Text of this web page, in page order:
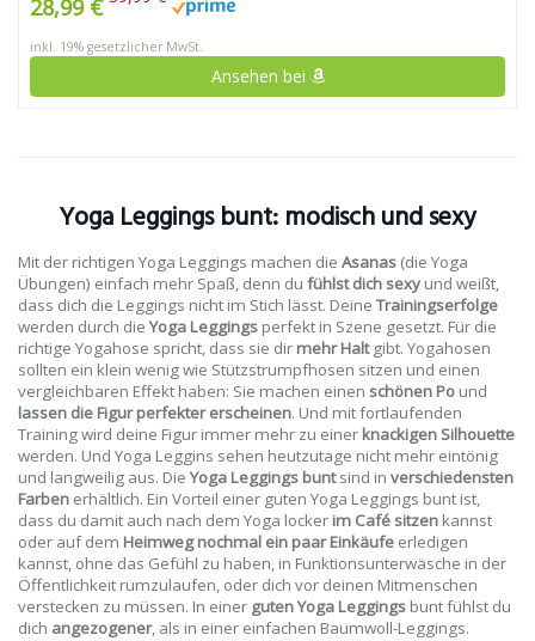
28,99 €
inkl. 19% gesetzlicher MwSt.
Ansehen bei
Yoga Leggings bunt: modisch und sexy
Mit der richtigen Yoga Leggings machen die Asanas (die Yoga
Übungen) einfach mehr Spaß, denn du fühlst dich sexy und weißt,
dass dich die Leggings nicht im Stich lässt. Deine Trainingserfolge
werden durch dieYoga Leggings perfekt in Szene gesetzt. Für die
richtige Yogahose spricht, dass sie dir mehr Haltgibt. Yogahosen
sollten ein klein wenig wie Stützstrumpfhosen sitzen und einen
vergleichbaren Effekt haben: Sie machen einen schönen Po und
lassen die Figur perfekter erscheinen. Und mit fortlaufenden
Training wird deine Figur immer mehr zu einer knackigen Silhouette
werden. Und Yoga Leggins sehen heutzutage nicht mehr eintönig
und langweilig aus. DieYoga Leggings buntsind in verschiedensten
Farben erhältlich. Ein Vorteil einer guten Yoga Leggings bunt ist,
dass du damit auch nach dem Yoga locker im Café sitzen kannst
oder auf dem Heimweg nochmal ein paar Einkäufe erledigen
kannst, ohne das Gefühl zu haben, in Funktionsunterwäsche in der
Öffentlichkeit rumzulaufen, oder dich vor deinen Mitmenschen
verstecken zu müssen. In einer guten Yoga Leggings bunt fühlst du
dich angezogener, als in einer einfachen Baumwoll-Leggings.